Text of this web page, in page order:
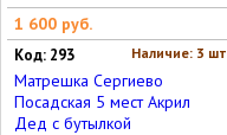
1 600 руб.
Наличие: 3 шт
Код: 293
Матрешка Сергиево
Посадская 5 мест Акрил
Дед с бутылкой